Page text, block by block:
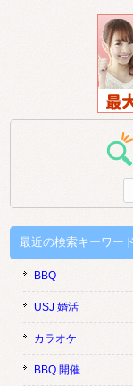
最近の検索キーワード
BBQ
USJ 婚活
カラオケ
BBQ 開催